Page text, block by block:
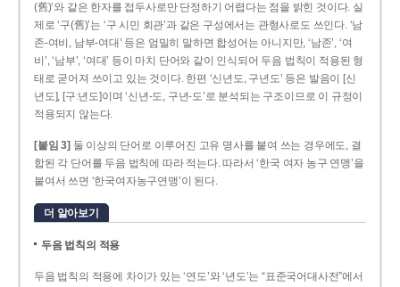
(舊)’와 같은 한자를 접두사로만 단정하기 어렵다는 점을 밝힌 것이다. 실
제로 ‘구(舊)’는 ‘구 시민 회관’과 같은 구성에서는 관형사로도 쓰인다. ‘남
존­-여비, 남부-­여대’ 등은 엄밀히 말하면 합성어는 아니지만, ‘남존’, ‘여
비’, ‘남부’, ‘여대’ 등이 마치 단어와 같이 인식되어 두음 법칙이 적용된 형
태로 굳어져 쓰이고 있는 것이다. 한편 ‘신년도, 구년도’ 등은 발음이 [신
년도], [구ː년도]이며 ‘신년­-도, 구년-­도’로 분석되는 구조이므로 이 규정이
적용되지 않는다.
[붙임 3] 둘 이상의 단어로 이루어진 고유 명사를 붙여 쓰는 경우에도, 결
합된 각 단어를 두음 법칙에 따라 적는다. 따라서 ‘한국 여자 농구 연맹’을
붙여서 쓰면 ‘한국여자농구연맹’이 된다.
더 알아보기
두음 법칙의 적용
두음 법칙의 적용에 차이가 있는 ‘연도’와 ‘년도’는 “표준국어대사전”에서